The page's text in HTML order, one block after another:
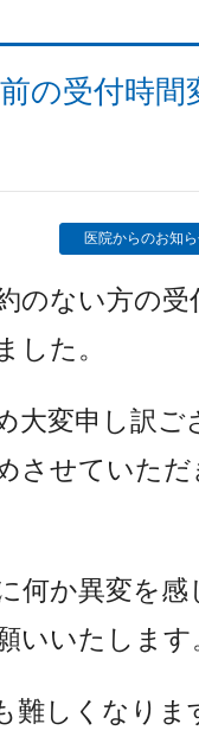
の受付時間
医院からのお知
のない方の受
した。
大変申し訳ご
させていただ
何か異変を感
いいたします
難しくなりま